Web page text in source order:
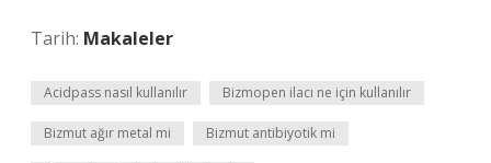
Tarih: Makaleler
Acidpass nasıl kullanılır Bizmopen ilacı ne için kullanılır
Bizmut ağır metal mi Bizmut antibiyotik mi